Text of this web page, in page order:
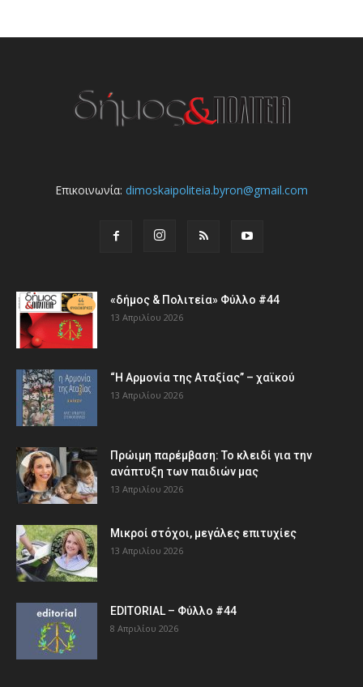
Επικοινωνία: dimoskaipoliteia.byron@gmail.com
«δήμος & Πολιτεία» Φύλλο #44
13 Απριλίου 2026
“Η Αρμονία της Αταξίας” – χαϊκού
13 Απριλίου 2026
Πρώιμη παρέμβαση: Το κλειδί για την
ανάπτυξη των παιδιών µας
13 Απριλίου 2026
Μικροί στόχοι, μεγάλες επιτυχίες
13 Απριλίου 2026
EDITORIAL – Φύλλο #44
8 Απριλίου 2026